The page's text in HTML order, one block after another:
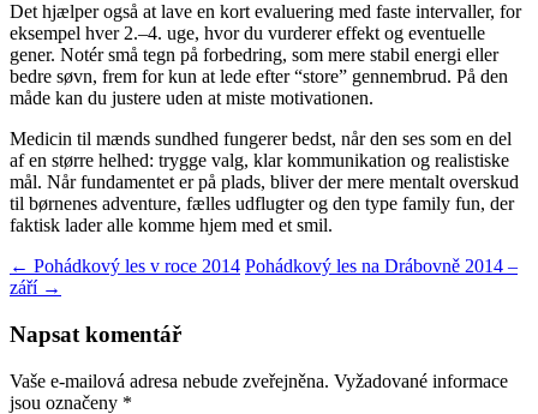
Det hjælper også at lave en kort evaluering med faste intervaller, for
eksempel hver 2.–4. uge, hvor du vurderer effekt og eventuelle
gener. Notér små tegn på forbedring, som mere stabil energi eller
bedre søvn, frem for kun at lede efter “store” gennembrud. På den
måde kan du justere uden at miste motivationen.
Medicin til mænds sundhed fungerer bedst, når den ses som en del
af en større helhed: trygge valg, klar kommunikation og realistiske
mål. Når fundamentet er på plads, bliver der mere mentalt overskud
til børnenes adventure, fælles udflugter og den type family fun, der
faktisk lader alle komme hjem med et smil.
Navigace
pro
příspěvky
← Pohádkový les v roce 2014 Pohádkový les na Drábovně 2014 –
září →
Napsat komentář
Vaše e-mailová adresa nebude zveřejněna. Vyžadované informace
jsou označeny *